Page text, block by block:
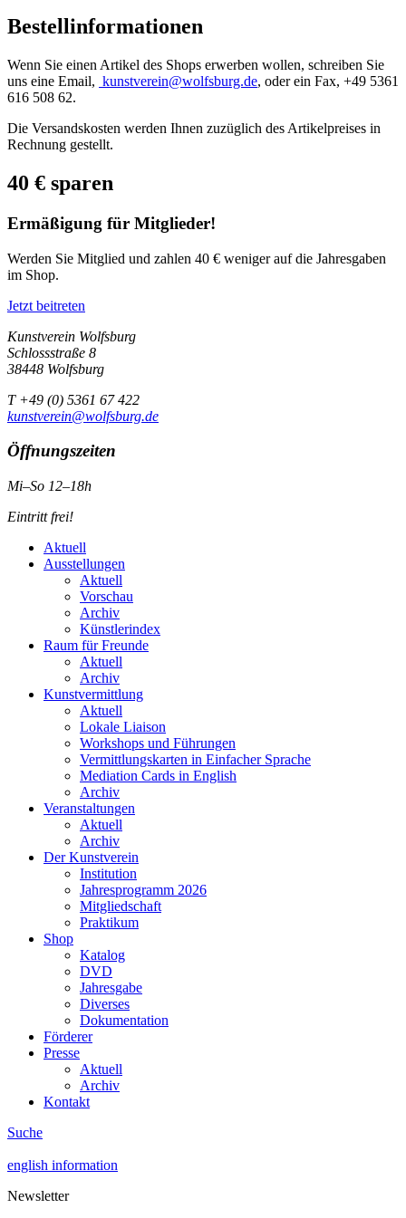
Bestellinformationen
Wenn Sie einen Artikel des Shops erwerben wollen, schreiben Sie
uns eine Email, kunstverein@wolfsburg.de, oder ein Fax, +49 5361
616 508 62.
Die Versandskosten werden Ihnen zuzüglich des Artikelpreises in
Rechnung gestellt.
40 € sparen
Ermäßigung für Mitglieder!
Werden Sie Mitglied und zahlen 40 € weniger auf die Jahresgaben
im Shop.
Jetzt beitreten
Kunstverein Wolfsburg
Schlossstraße 8
38448 Wolfsburg
T +49 (0) 5361 67 422
kunstverein@wolfsburg.de
Öffnungszeiten
Mi–So 12–18h
Eintritt frei!
Aktuell
Ausstellungen
Aktuell
Vorschau
Archiv
Künstlerindex
Raum für Freunde
Aktuell
Archiv
Kunstvermittlung
Aktuell
Lokale Liaison
Workshops und Führungen
Vermittlungskarten in Einfacher Sprache
Mediation Cards in English
Archiv
Veranstaltungen
Aktuell
Archiv
Der Kunstverein
Institution
Jahresprogramm 2026
Mitgliedschaft
Praktikum
Shop
Katalog
DVD
Jahresgabe
Diverses
Dokumentation
Förderer
Presse
Aktuell
Archiv
Kontakt
Suche
english information
Newsletter